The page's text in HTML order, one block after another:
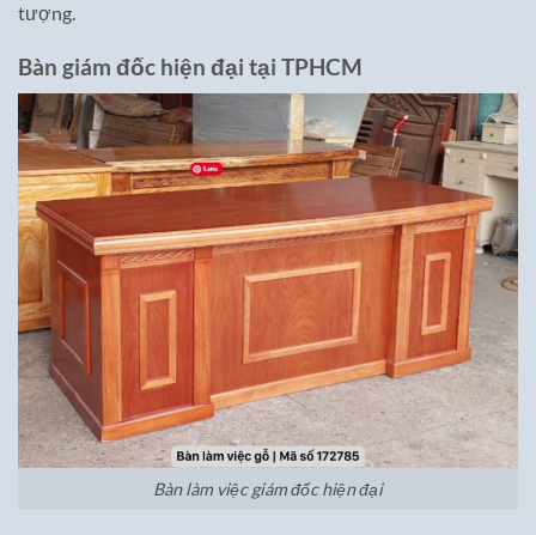
tượng.
Bàn giám đốc hiện đại tại TPHCM
Bàn làm việc giám đốc hiện đại